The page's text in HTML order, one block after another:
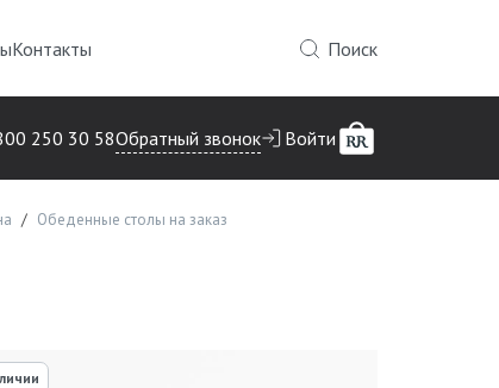
Контакты Поиск
250 30 58Обратный звонок Войти
Обеденные столы на заказ